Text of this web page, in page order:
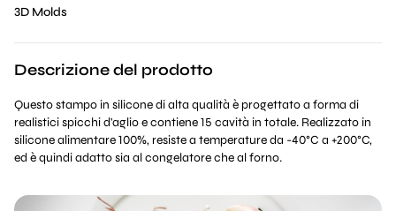
3D Molds
Descrizione del prodotto
Questo stampo in silicone di alta qualità è progettato a forma di
realistici spicchi d'aglio e contiene 15 cavità in totale. Realizzato in
silicone alimentare 100%, resiste a temperature da -40°C a +200°C,
ed è quindi adatto sia al congelatore che al forno.